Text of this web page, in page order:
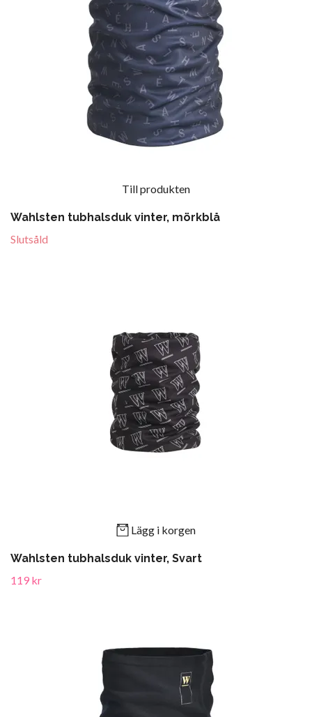
Till produkten
Wahlsten tubhalsduk vinter, mörkblå
Slutsåld
Lägg i korgen
Wahlsten tubhalsduk vinter, Svart
119 kr